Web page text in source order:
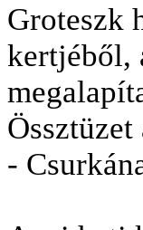
Groteszk
kertjéből,
-